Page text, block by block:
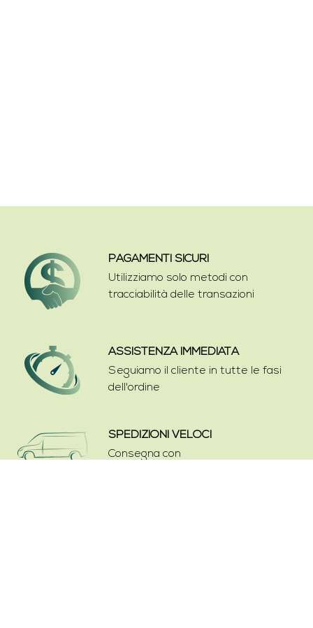
PAGAMENTI SICURI
Utilizziamo solo metodi con
tracciabilità delle transazioni
ASSISTENZA IMMEDIATA
Seguiamo il cliente in tutte le fasi
dell'ordine
SPEDIZIONI VELOCI
Consegna con